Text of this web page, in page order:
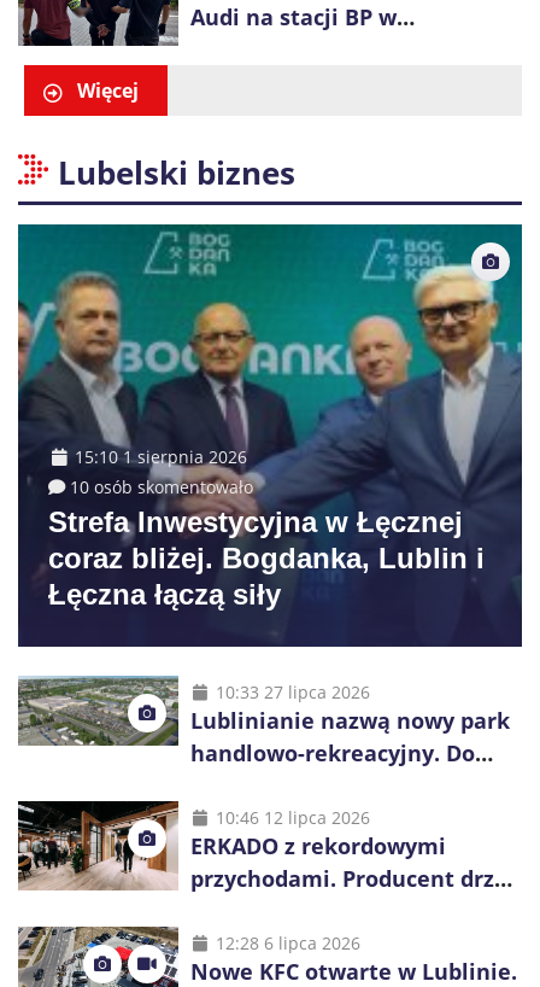
Audi na stacji BP w
Więcej
Lubelski biznes
15:10 1 sierpnia 2026
10 osób skomentowało
Strefa Inwestycyjna w Łęcznej
coraz bliżej. Bogdanka, Lublin i
Łęczna łączą siły
10:33 27 lipca 2026
Lublinianie nazwą nowy park
handlowo-rekreacyjny. Do
10:46 12 lipca 2026
ERKADO z rekordowymi
przychodami. Producent drzwi
inwestycje
12:28 6 lipca 2026
Nowe KFC otwarte w Lublinie.